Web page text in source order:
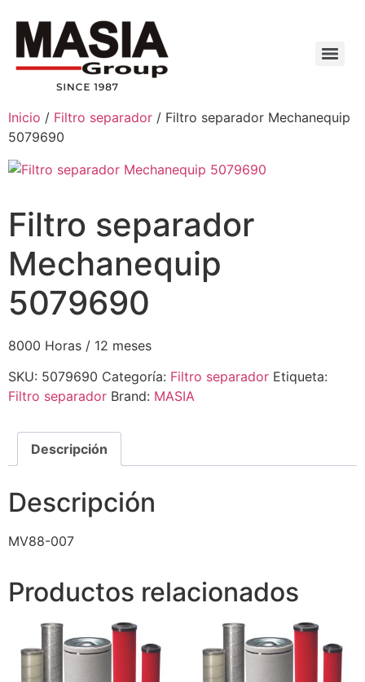
Inicio / Filtro separador / Filtro separador Mechanequip
5079690
Filtro separador
Mechanequip
5079690
8000 Horas / 12 meses
SKU: 5079690 Categoría: Filtro separador Etiqueta:
Filtro separador Brand: MASIA
Descripción
Descripción
MV88-007
Productos relacionados